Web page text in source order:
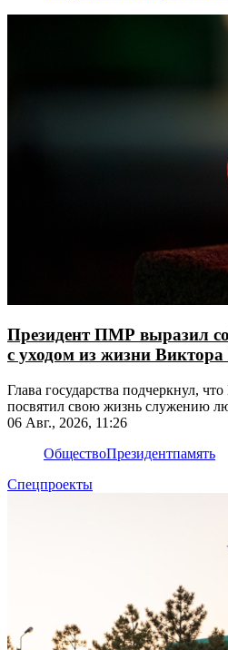
Президент ПМР выразил
с уходом из жизни
Глава государства подчеркнул,
посвятил свою жизнь служению
06 Авг., 2026, 11:26
ОбществоПрезидентпамять
Спецпроекты